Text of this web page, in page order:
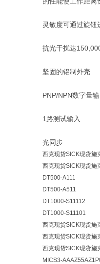
灵敏度可通过旋钮
抗光干扰达
坚固的铝制外壳
PNP/NPN数字量
1路测试输入
光同步
西克现货SICK现货施
西克现货SICK现货施
DT500-A111
DT500-A511
DT1000-S11112
DT1000-S11101
西克现货SICK现货施
西克现货SICK现货施
西克现货SICK现货施
MICS3-